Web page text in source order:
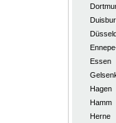
Essen
Hagen
Hamm
Herne